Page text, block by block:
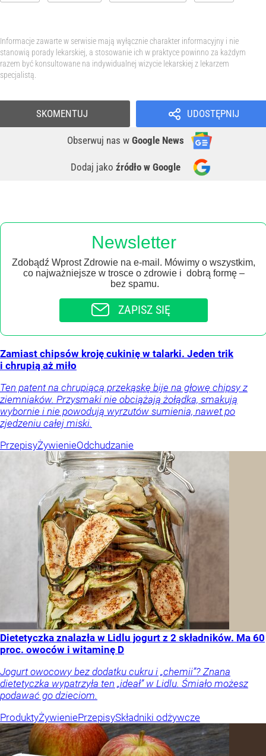
Informacje zawarte w serwisie mają wyłącznie charakter informacyjny i nie
stanowią porady lekarskiej, a stosowanie ich w praktyce powinno za każdym
razem być konsultowane na indywidualnej wizycie lekarskiej z lekarzem
specjalistą.
UDOSTĘPNIJ
Obserwuj nas w Google News
Dodaj jako źródło w Google
SKOMENTUJ
Newsletter
Zdobądź Wprost Zdrowie na e-mail. Mówimy o wszystkim,
co najważniejsze w trosce o zdrowie i dobrą formę –
bez spamu.
ZAPISZ SIĘ
Zamiast chipsów kroję cukinię w talarki. Jeden trik
i chrupią aż miło
Ten patent na chrupiącą przekąskę bije na głowę chipsy z
ziemniaków. Przysmaki nie obciążają żołądka, smakują
wybornie i nie powodują wyrzutów sumienia, nawet po
zjedzeniu całej miski.
PrzepisyŻywienieOdchudzanie
Dietetyczka znalazła w Lidlu jogurt z 2 składników. Ma 60
proc. owoców i witaminę D
Jogurt owocowy bez dodatku cukru i „chemii”? Znana
dietetyczka wypatrzyła ten „ideał” w Lidlu. Śmiało możesz
podawać go dzieciom.
ProduktyŻywieniePrzepisySkładniki odżywcze